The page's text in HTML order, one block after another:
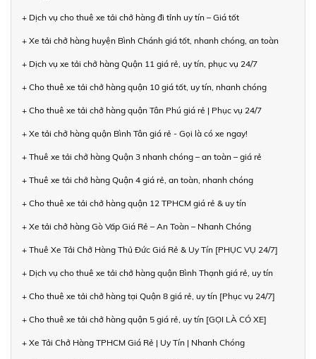
+ Dịch vụ cho thuê xe tải chở hàng đi tỉnh uy tín – Giá tốt
+ Xe tải chở hàng huyện Bình Chánh giá tốt, nhanh chóng, an toàn
+ Dịch vụ xe tải chở hàng Quận 11 giá rẻ, uy tín, phục vụ 24/7
+ Cho thuê xe tải chở hàng quận 10 giá tốt, uy tín, nhanh chóng
+ Cho thuê xe tải chở hàng quận Tân Phú giá rẻ | Phục vụ 24/7
+ Xe tải chở hàng quận Bình Tân giá rẻ - Gọi là có xe ngay!
+ Thuê xe tải chở hàng Quận 3 nhanh chóng – an toàn – giá rẻ
+ Thuê xe tải chở hàng Quận 4 giá rẻ, an toàn, nhanh chóng
+ Cho thuê xe tải chở hàng quận 12 TPHCM giá rẻ & uy tín
+ Xe tải chở hàng Gò Vấp Giá Rẻ – An Toàn – Nhanh Chóng
+ Thuê Xe Tải Chở Hàng Thủ Đức Giá Rẻ & Uy Tín [PHỤC VỤ 24/7]
+ Dịch vụ cho thuê xe tải chở hàng quận Bình Thạnh giá rẻ, uy tín
+ Cho thuê xe tải chở hàng tại Quận 8 giá rẻ, uy tín [Phục vụ 24/7]
+ Cho thuê xe tải chở hàng quận 5 giá rẻ, uy tín [GỌI LÀ CÓ XE]
+ Xe Tải Chở Hàng TPHCM Giá Rẻ | Uy Tín | Nhanh Chóng